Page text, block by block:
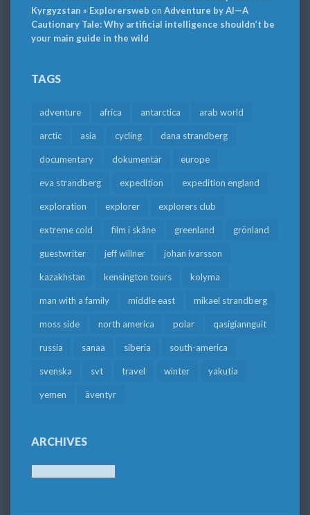
Kyrgyzstan » Explorersweb on Adventure by AI—A
Cautionary Tale: Why artificial intelligence shouldn’t be
your main guide in the wild
TAGS
adventure africa antarctica arab world
arctic asia cycling dana strandberg
documentary dokumentär europe
eva strandberg expedition expedition england
exploration explorer explorers club
extreme cold film i skåne greenland grönland
guestwriter jeff willner johan ivarsson
kazakhstan kensington tours kolyma
man with a family middle east mikael strandberg
moss side north america polar qasigiannguit
russia sanaa siberia south-america
svenska svt travel winter yakutia
yemen äventyr
ARCHIVES